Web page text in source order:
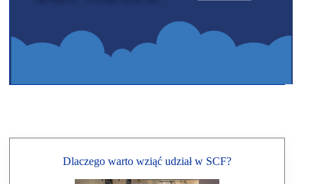
Dlaczego warto wziąć udział w SCF?